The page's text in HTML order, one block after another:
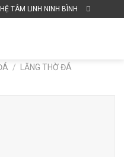
TÂM LINH NINH BÌNH
/ LĂNG THỜ ĐÁ